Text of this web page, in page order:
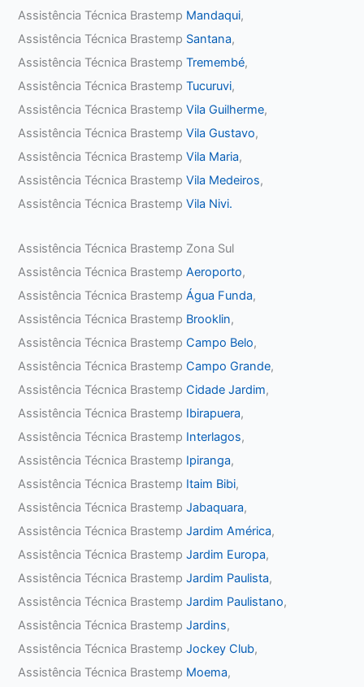
Assistência Técnica Brastemp Mandaqui,
Assistência Técnica Brastemp Santana,
Assistência Técnica BrastempTremembé,
Assistência Técnica BrastempTucuruvi,
Assistência Técnica BrastempVila Guilherme,
Assistência Técnica BrastempVila Gustavo,
Assistência Técnica BrastempVila Maria,
Assistência Técnica BrastempVila Medeiros,
Assistência Técnica BrastempVila Nivi.
Assistência Técnica Brastemp Zona Sul
Assistência Técnica BrastempAeroporto,
Assistência Técnica BrastempÁgua Funda,
Assistência Técnica Brastemp Brooklin,
Assistência Técnica BrastempCampo Belo,
Assistência Técnica BrastempCampo Grande,
Assistência Técnica BrastempCidade Jardim,
Assistência Técnica Brastemp Ibirapuera,
Assistência Técnica Brastemp Interlagos,
Assistência Técnica Brastemp Ipiranga,
Assistência Técnica Brastemp Itaim Bibi,
Assistência Técnica BrastempJabaquara,
Assistência Técnica BrastempJardim América,
Assistência Técnica BrastempJardim Europa,
Assistência Técnica BrastempJardim Paulista,
Assistência Técnica BrastempJardim Paulistano,
Assistência Técnica BrastempJardins,
Assistência Técnica BrastempJockey Club,
Assistência Técnica Brastemp Moema,